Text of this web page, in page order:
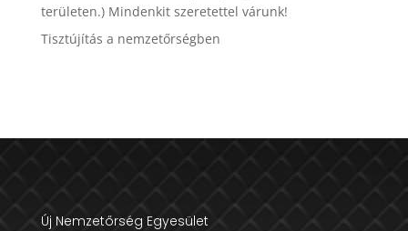
területen.) Mindenkit szeretettel várunk!
Tisztújítás a nemzetőrségben
Új Nemzetőrség Egyesület